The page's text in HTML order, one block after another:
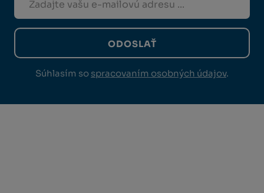
ODOSLAŤ
Súhlasím so spracovaním osobných údajov.